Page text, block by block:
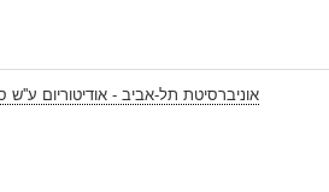
אוניברסיטת תל-אביב - אודיטוריום ע''ש